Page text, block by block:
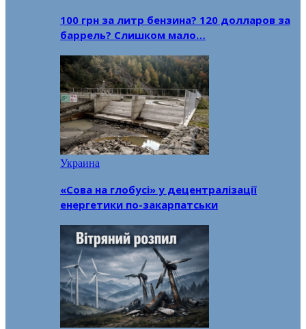
100 грн за литр бензина? 120 долларов за
баррель? Слишком мало…
Украина
«Сова на глобусі» у децентралізації
енергетики по-закарпатськи